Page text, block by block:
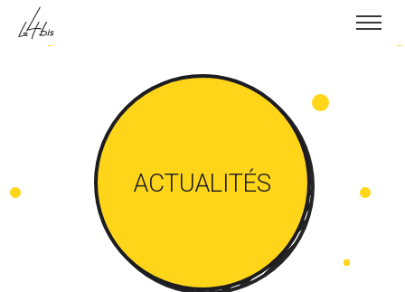
Skip to content
ACTUALITÉS